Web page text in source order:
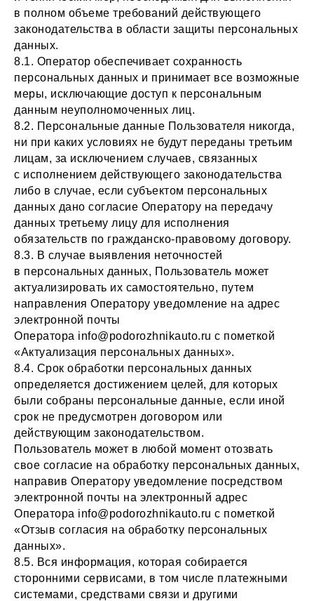
в полном объеме требований действующего
законодательства в области защиты персональных
данных.
8.1. Оператор обеспечивает сохранность
персональных данных и принимает все возможные
меры, исключающие доступ к персональным
данным неуполномоченных лиц.
8.2. Персональные данные Пользователя никогда,
ни при каких условиях не будут переданы третьим
лицам, за исключением случаев, связанных
с исполнением действующего законодательства
либо в случае, если субъектом персональных
данных дано согласие Оператору на передачу
данных третьему лицу для исполнения
обязательств по гражданско-правовому договору.
8.3. В случае выявления неточностей
в персональных данных, Пользователь может
актуализировать их самостоятельно, путем
направления Оператору уведомление на адрес
электронной почты
Оператора info@podorozhnikauto.ru с пометкой
«Актуализация персональных данных».
8.4. Срок обработки персональных данных
определяется достижением целей, для которых
были собраны персональные данные, если иной
срок не предусмотрен договором или
действующим законодательством.
Пользователь может в любой момент отозвать
свое согласие на обработку персональных данных,
направив Оператору уведомление посредством
электронной почты на электронный адрес
Оператора info@podorozhnikauto.ru с пометкой
«Отзыв согласия на обработку персональных
данных».
8.5. Вся информация, которая собирается
сторонними сервисами, в том числе платежными
системами, средствами связи и другими